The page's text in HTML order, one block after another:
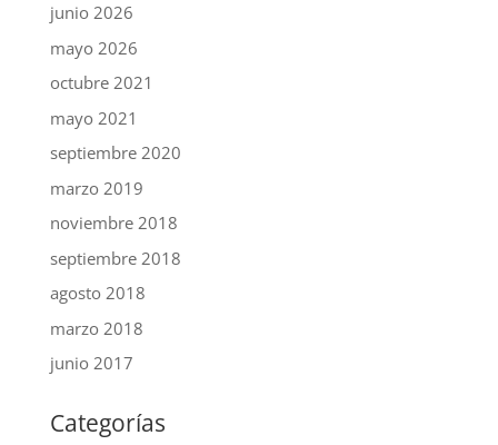
junio 2026
mayo 2026
octubre 2021
mayo 2021
septiembre 2020
marzo 2019
noviembre 2018
septiembre 2018
agosto 2018
marzo 2018
junio 2017
Categorías